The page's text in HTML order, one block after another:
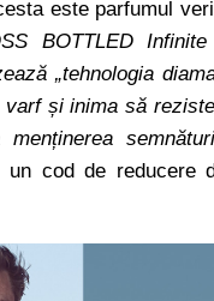
este parfumul
BOTTLED
„tehnologia
varf și inima să
cod de reducere